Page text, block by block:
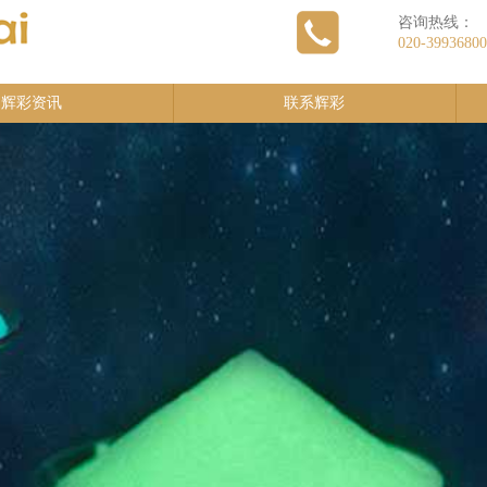
咨询热线：
020-39936800
辉彩资讯 联系辉彩